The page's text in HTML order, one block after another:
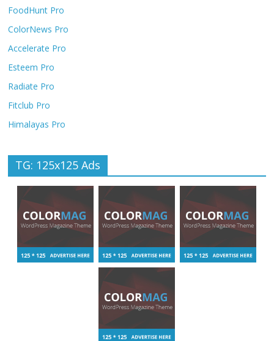
FoodHunt Pro
ColorNews Pro
Accelerate Pro
Esteem Pro
Radiate Pro
Fitclub Pro
Himalayas Pro
TG: 125x125 Ads